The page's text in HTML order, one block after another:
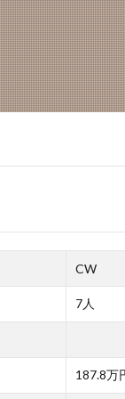
CW
7人
187.8万